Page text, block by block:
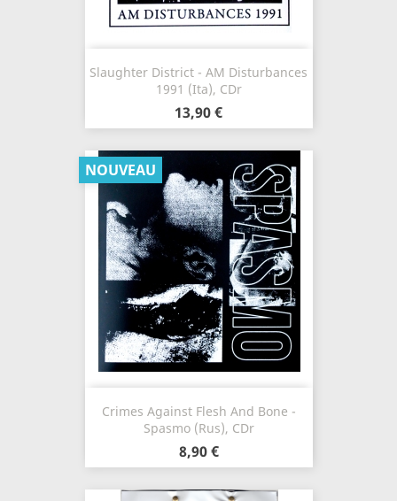
Slaughter District - AM Disturbances
1991 (Ita), CDr
13,90 €
Crimes Against Flesh And Bone -
Spasmo (Rus), CDr
8,90 €
NOUVEAU